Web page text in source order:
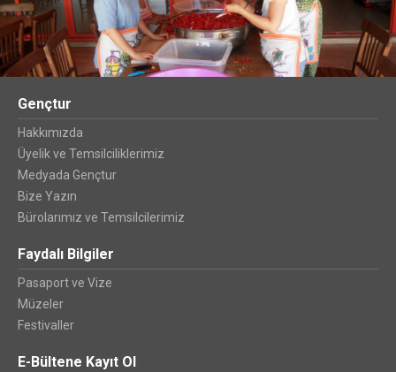
Gençtur
Hakkımızda
Üyelik ve Temsilciliklerimiz
Medyada Gençtur
Bize Yazın
Bürolarımız ve Temsilcilerimiz
Faydalı Bilgiler
Pasaport ve Vize
Müzeler
Festivaller
E-Bültene Kayıt Ol